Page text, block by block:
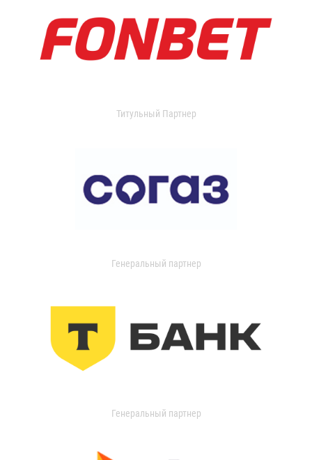
Титульный Партнер
Генеральный партнер
Генеральный партнер